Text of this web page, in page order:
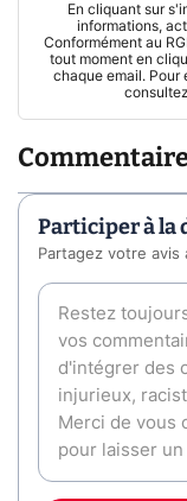
En cliquant sur
informations,
Conformément au
tout moment en
chaque email. Pour
Participer à la
Partagez votre avis